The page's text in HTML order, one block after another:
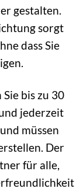
gestalten.
sorgt
dass Sie
bis zu 30
jederzeit
müssen
Der
für alle,